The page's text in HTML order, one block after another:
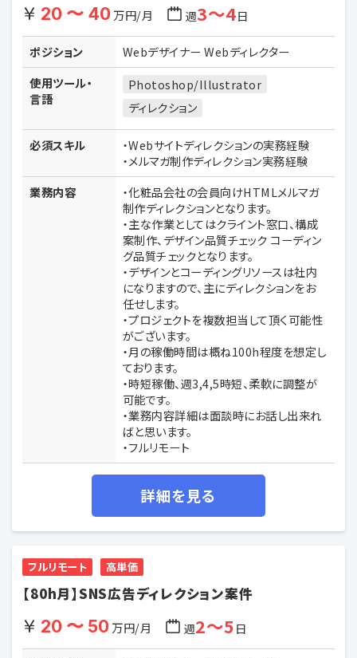
20 〜 40万円/月 週3〜4日
ポジション
Webデザイナー Webディレクター
使用ツール・
言語
Photoshop/Illustrator
ディレクション
必須スキル
・Webサイトディレクションの実務経験
・メルマガ制作ディレクション実務経験
業務内容
・化粧品会社の会員向けHTMLメルマガ
制作ディレクションとなります。
・主な作業としてはクライント窓口、構成
案制作、デザイン品質チェック コーディン
グ品質チェックとなります。
・デザインとコーディングリソースは社内
になりますので、主にディレクションをお
任せします。
・プロジェクトを複数担当して頂く可能性
がございます。
・月の稼働時間は概ね100h程度を想定し
ております。
・時短稼働、週3,4,5時短、柔軟に調整が
可能です。
・業務内容詳細は面談時にお話し出来れ
ばと思います。
・フルリモート
詳細を見る
フルリモート 高単価
【80h月】SNS広告ディレクション案件
20 〜 50万円/月 週2〜5日